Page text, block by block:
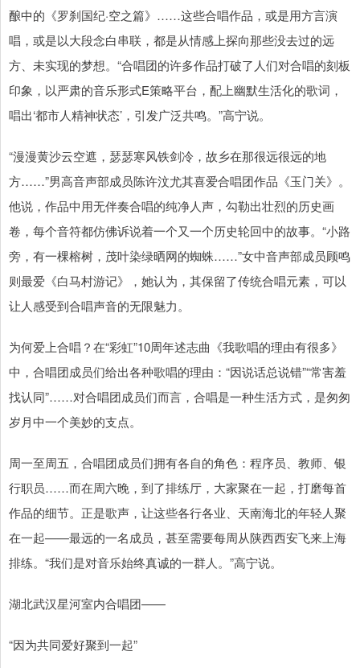
酿中的《罗刹国纪·空之篇》……这些合唱作品，或是用方言演
唱，或是以大段念白串联，都是从情感上探向那些没去过的远
方、未实现的梦想。“合唱团的许多作品打破了人们对合唱的刻板
印象，以严肃的音乐形式E策略平台，配上幽默生活化的歌词，
唱出‘都市人精神状态’，引发广泛共鸣。”高宁说。
“漫漫黄沙云空遮，瑟瑟寒风铁剑冷，故乡在那很远很远的地
方……”男高音声部成员陈许汶尤其喜爱合唱团作品《玉门关》。
他说，作品中用无伴奏合唱的纯净人声，勾勒出壮烈的历史画
卷，每个音符都仿佛诉说着一个又一个历史轮回中的故事。“小路
旁，有一棵榕树，茂叶染绿晒网的蜘蛛……”女中音声部成员顾鸣
则最爱《白马村游记》，她认为，其保留了传统合唱元素，可以
让人感受到合唱声音的无限魅力。
为何爱上合唱？在“彩虹”10周年述志曲《我歌唱的理由有很多》
中，合唱团成员们给出各种歌唱的理由：“因说话总说错”“常害羞
找认同”……对合唱团成员们而言，合唱是一种生活方式，是匆匆
岁月中一个美妙的支点。
周一至周五，合唱团成员们拥有各自的角色：程序员、教师、银
行职员……而在周六晚，到了排练厅，大家聚在一起，打磨每首
作品的细节。正是歌声，让这些各行各业、天南海北的年轻人聚
在一起——最远的一名成员，甚至需要每周从陕西西安飞来上海
排练。“我们是对音乐始终真诚的一群人。”高宁说。
湖北武汉星河室内合唱团——
“因为共同爱好聚到一起”